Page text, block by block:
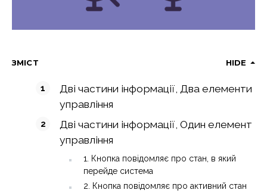
ЗМІСТ HIDE
Дві частини інформації, Два елементи
управління
Дві частини інформації, Один елемент
управління
1. Кнопка повідомляє про стан, в який
перейде система
2. Кнопка повідомляє про активний стан